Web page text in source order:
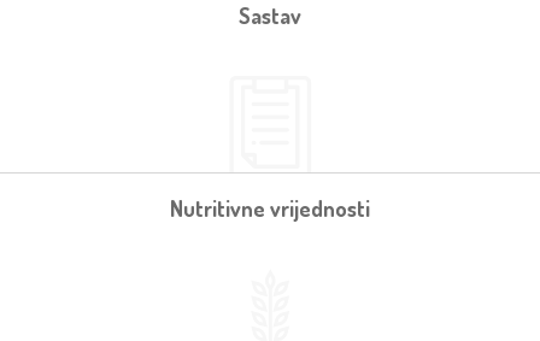
Sastav
Nutritivne vrijednosti